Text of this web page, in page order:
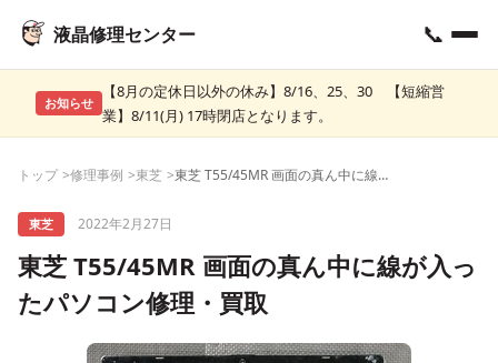
液晶修理センター 📞
お知らせ
【8月の定休日以外の休み】8/16、25、30 【短縮営
業】8/11(月) 17時閉店となります。
トップ 修理事例 東芝 東芝 T55/45MR 画面の真ん中に線が入ったパソコン修理・買取
東芝 2022年2月27日
東芝 T55/45MR 画面の真ん中に線が入っ
たパソコン修理・買取